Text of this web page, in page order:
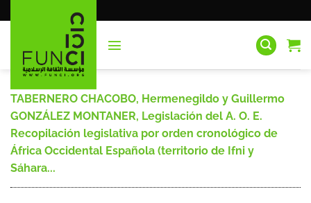
al
TABERNERO CHACOBO, Hermenegildo y Guillermo
GONZÁLEZ MONTANER, Legislación del A. O. E.
Recopilación legislativa por orden cronológico de
África Occidental Española (territorio de Ifni y
Sáhara...